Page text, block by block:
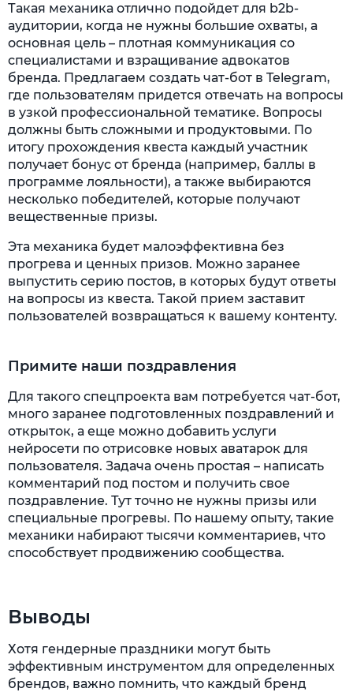
Такая механика отлично подойдет для b2b-
аудитории, когда не нужны большие охваты, а
основная цель – плотная коммуникация со
специалистами и взращивание адвокатов
бренда. Предлагаем создать чат-бот в Telegram,
где пользователям придется отвечать на вопросы
в узкой профессиональной тематике. Вопросы
должны быть сложными и продуктовыми. По
итогу прохождения квеста каждый участник
получает бонус от бренда (например, баллы в
программе лояльности), а также выбираются
несколько победителей, которые получают
вещественные призы.
Эта механика будет малоэффективна без
прогрева и ценных призов. Можно заранее
выпустить серию постов, в которых будут ответы
на вопросы из квеста. Такой прием заставит
пользователей возвращаться к вашему контенту.
Примите наши поздравления
Для такого спецпроекта вам потребуется чат-бот,
много заранее подготовленных поздравлений и
открыток, а еще можно добавить услуги
нейросети по отрисовке новых аватарок для
пользователя. Задача очень простая – написать
комментарий под постом и получить свое
поздравление. Тут точно не нужны призы или
специальные прогревы. По нашему опыту, такие
механики набирают тысячи комментариев, что
способствует продвижению сообщества.
Выводы
Хотя гендерные праздники могут быть
эффективным инструментом для определенных
брендов, важно помнить, что каждый бренд